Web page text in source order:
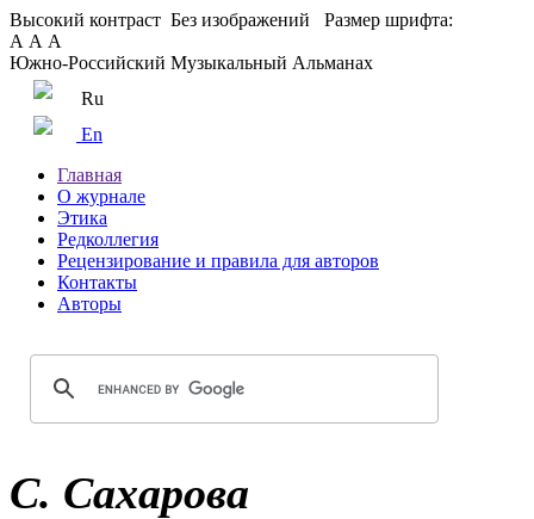
Высокий контраст Без изображений
Размер шрифта:
А А А
Южно-Российский Музыкальный Альманах
Ru
En
Главная
О журнале
Этика
Редколлегия
Рецензирование и правила для авторов
Контакты
Авторы
С. Сахарова